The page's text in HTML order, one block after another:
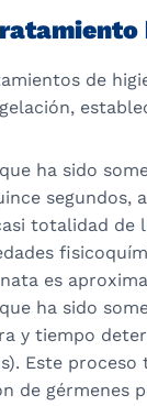
de
ha sido
totalidad
es
ha sido
y tiempo
Este
de gérmenes